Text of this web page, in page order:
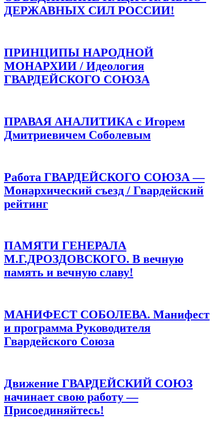
ДЕРЖАВНЫХ СИЛ РОССИИ!
ПРИНЦИПЫ НАРОДНОЙ
МОНАРХИИ / Идеология
ГВАРДЕЙСКОГО СОЮЗА
ПРАВАЯ АНАЛИТИКА с Игорем
Дмитриевичем Соболевым
Работа ГВАРДЕЙСКОГО СОЮЗА —
Монархический съезд / Гвардейский
рейтинг
ПАМЯТИ ГЕНЕРАЛА
М.Г.ДРОЗДОВСКОГО. В вечную
память и вечную славу!
МАНИФЕСТ СОБОЛЕВА. Манифест
и программа Руководителя
Гвардейского Союза
Движение ГВАРДЕЙСКИЙ СОЮЗ
начинает свою работу —
Присоединяйтесь!